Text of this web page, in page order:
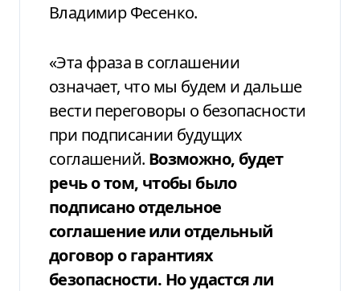
Владимир Фесенко.
«Эта фраза в соглашении
означает, что мы будем и дальше
вести переговоры о безопасности
при подписании будущих
соглашений. Возможно, будет
речь о том, чтобы было
подписано отдельное
соглашение или отдельный
договор о гарантиях
безопасности. Но удастся ли